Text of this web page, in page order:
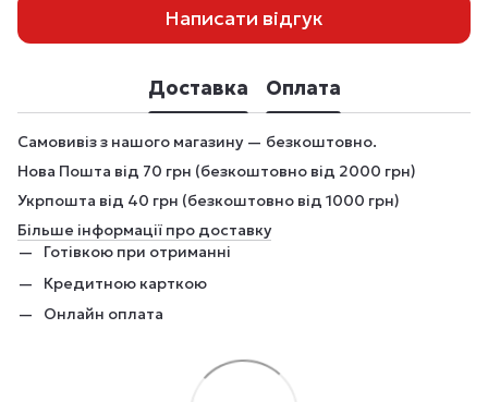
Написати відгук
Доставка Оплата
Самовивіз з нашого магазину — безкоштовно.
Нова Пошта від 70 грн (безкоштовно від 2000 грн)
Укрпошта від 40 грн (безкоштовно від 1000 грн)
Більше інформації про доставку
Готівкою при отриманні
Кредитною карткою
Онлайн оплата